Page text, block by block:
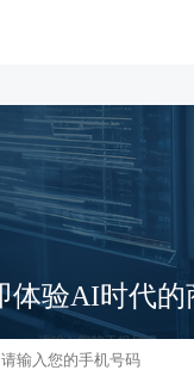
体验AI时代